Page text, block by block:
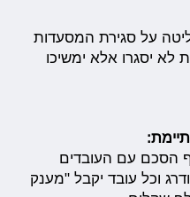
על סגירת המסעדות
לא יסגרו אלא ימשיכו
הסכם עם העובדים
וכל עובד יקבל "מענק